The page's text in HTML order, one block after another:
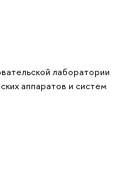
лаборатории
аппаратов и систем